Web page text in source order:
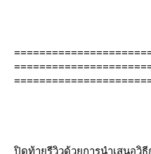
ปิดท้ายรีวิวด้วยการนำเสนอวิ